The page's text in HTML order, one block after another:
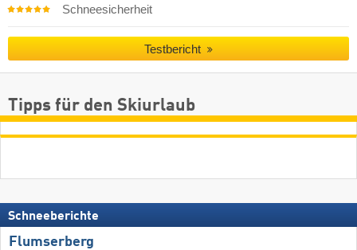
Schneesicherheit
Testbericht
Tipps für den Skiurlaub
Schneeberichte
Flumserberg